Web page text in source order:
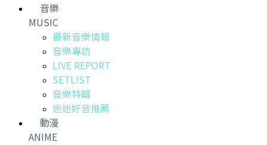
音樂
MUSIC
最新音樂情報
音樂專訪
LIVE REPORT
SETLIST
音樂特輯
迷迷好音推薦
動漫
ANIME